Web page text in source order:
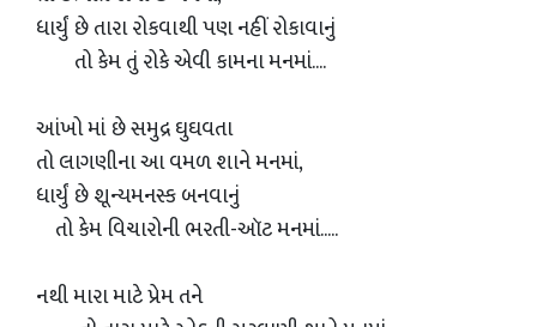
ધાર્યું છે તારા રોકવાથી પણ નહીં રોકાવાનું
તો કેમ તું રોકે એવી કામના મનમાં....
આંખો માં છે સમુદ્ર ઘુઘવતા
તો લાગણીના આ વમળ શાને મનમાં,
ધાર્યું છે શૂન્યમનસ્ક બનવાનું
તો કેમ વિચારોની ભરતી-ઑટ મનમાં.....
નથી મારા માટે પ્રેમ તને